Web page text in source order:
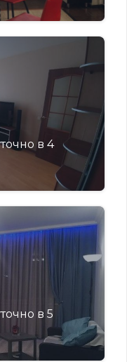
в 4
в 5